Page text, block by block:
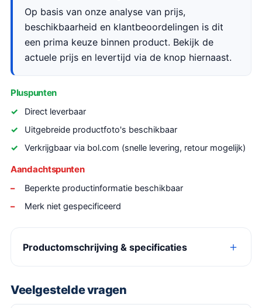
Op basis van onze analyse van prijs,
beschikbaarheid en klantbeoordelingen is dit
een prima keuze binnen product. Bekijk de
actuele prijs en levertijd via de knop hiernaast.
Pluspunten
Direct leverbaar
Uitgebreide productfoto's beschikbaar
Verkrijgbaar via bol.com (snelle levering, retour mogelijk)
Aandachtspunten
Beperkte productinformatie beschikbaar
Merk niet gespecificeerd
Productomschrijving & specificaties
Veelgestelde vragen